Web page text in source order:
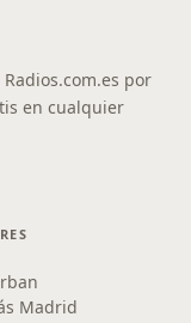
por
en cualquier
Madrid